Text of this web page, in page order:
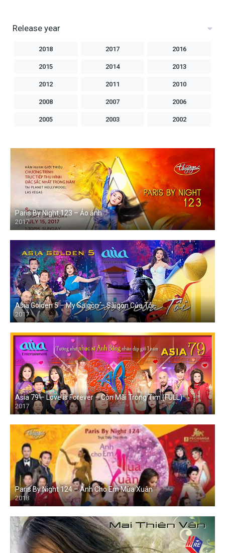
Release year
2018 2017 2016
2015 2014 2013
2012 2011 2010
2008 2007 2006
2005 2003 2002
1997 1996
1994 1992 1991
1990
Paris By Night 123 – Ảo ảnh
2017
Asia Golden 5 – My Saigon – Sàigòn Của Tôi
2017
Asia 79 – Love is Forever – Còn Mãi Trong Tim (FULL)
2017
Paris By Night 124 – Anh Cho Em Mùa Xuân
2018